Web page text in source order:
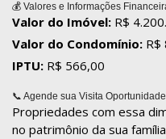
💰 Valores e Informações
Valor do Imóvel: R$
Valor do Condomínio: R$
IPTU: R$ 566,00
📞 Agende sua Visita
Propriedades com essa
no patrimônio da sua